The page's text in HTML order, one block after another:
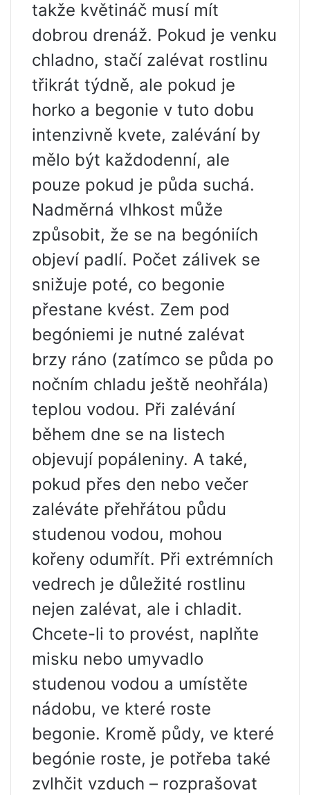
takže květináč musí mít
dobrou drenáž. Pokud je venku
chladno, stačí zalévat rostlinu
třikrát týdně, ale pokud je
horko a begonie v tuto dobu
intenzivně kvete, zalévání by
mělo být každodenní, ale
pouze pokud je půda suchá.
Nadměrná vlhkost může
způsobit, že se na begóniích
objeví padlí. Počet zálivek se
snižuje poté, co begonie
přestane kvést. Zem pod
begóniemi je nutné zalévat
brzy ráno (zatímco se půda po
nočním chladu ještě neohřála)
teplou vodou. Při zalévání
během dne se na listech
objevují popáleniny. A také,
pokud přes den nebo večer
zaléváte přehřátou půdu
studenou vodou, mohou
kořeny odumřít. Při extrémních
vedrech je důležité rostlinu
nejen zalévat, ale i chladit.
Chcete-li to provést, naplňte
misku nebo umyvadlo
studenou vodou a umístěte
nádobu, ve které roste
begonie. Kromě půdy, ve které
begónie roste, je potřeba také
zvlhčit vzduch – rozprašovat